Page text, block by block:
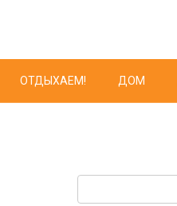
ОТДЫХАЕМ! ДОМ